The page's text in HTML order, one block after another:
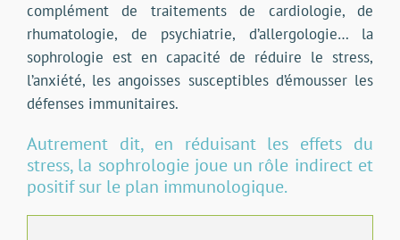
complément de traitements de cardiologie, de
rhumatologie, de psychiatrie, d’allergologie… la
sophrologie est en capacité de réduire le stress,
l’anxiété, les angoisses susceptibles d’émousser les
défenses immunitaires.
Autrement dit, en réduisant les effets du
stress, la sophrologie joue un rôle indirect et
positif sur le plan immunologique.